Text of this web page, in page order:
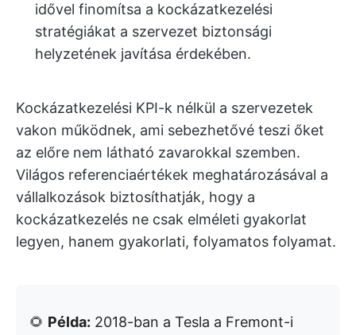
idővel finomítsa a kockázatkezelési
stratégiákat a szervezet biztonsági
helyzetének javítása érdekében.
Kockázatkezelési KPI-k nélkül a szervezetek
vakon működnek, ami sebezhetővé teszi őket
az előre nem látható zavarokkal szemben.
Világos referenciaértékek meghatározásával a
vállalkozások biztosíthatják, hogy a
kockázatkezelés ne csak elméleti gyakorlat
legyen, hanem gyakorlati, folyamatos folyamat.
🌻 Példa: 2018-ban a Tesla a Fremont-i